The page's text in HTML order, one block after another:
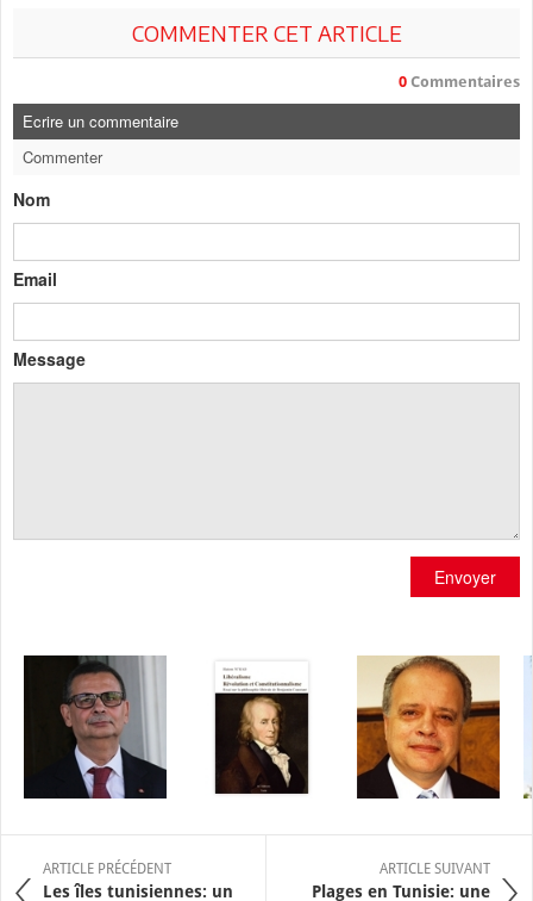
COMMENTER CET ARTICLE
0 Commentaires
Ecrire un commentaire
Commenter
Nom
Email
Message
Envoyer
ARTICLE PRÉCÉDENT
Les îles tunisiennes: un
ARTICLE SUIVANT
Plages en Tunisie: une